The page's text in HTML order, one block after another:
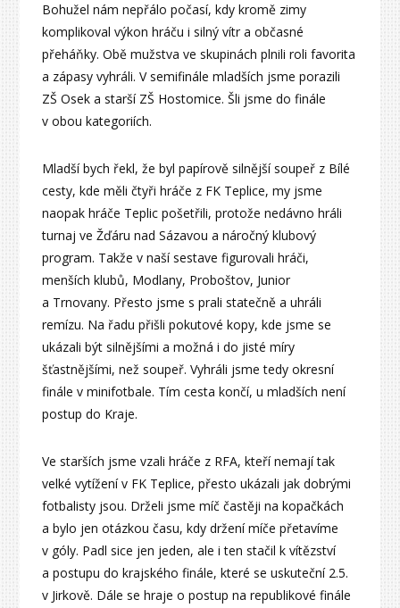
Bohužel nám nepřálo počasí, kdy kromě zimy
komplikoval výkon hráču i silný vítr a občasné
přeháňky. Obě mužstva ve skupinách plnili roli favorita
a zápasy vyhráli. V semifinále mladších jsme porazili
ZŠ Osek a starší ZŠ Hostomice. Šli jsme do finále
v obou kategoriích.
Mladší bych řekl, že byl papírově silnější soupeř z Bílé
cesty, kde měli čtyři hráče z FK Teplice, my jsme
naopak hráče Teplic pošetřili, protože nedávno hráli
turnaj ve Žďáru nad Sázavou a náročný klubový
program. Takže v naší sestave figurovali hráči,
menších klubů, Modlany, Proboštov, Junior
a Trnovany. Přesto jsme s prali statečně a uhráli
remízu. Na řadu přišli pokutové kopy, kde jsme se
ukázali být silnějšími a možná i do jisté míry
šťastnějšími, než soupeř. Vyhráli jsme tedy okresní
finále v minifotbale. Tím cesta končí, u mladších není
postup do Kraje.
Ve starších jsme vzali hráče z RFA, kteří nemají tak
velké vytížení v FK Teplice, přesto ukázali jak dobrými
fotbalisty jsou. Drželi jsme míč častěji na kopačkách
a bylo jen otázkou času, kdy držení míče přetavíme
v góly. Padl sice jen jeden, ale i ten stačil k vítězství
a postupu do krajského finále, které se uskuteční 2.5.
v Jirkově. Dále se hraje o postup na republikové finále